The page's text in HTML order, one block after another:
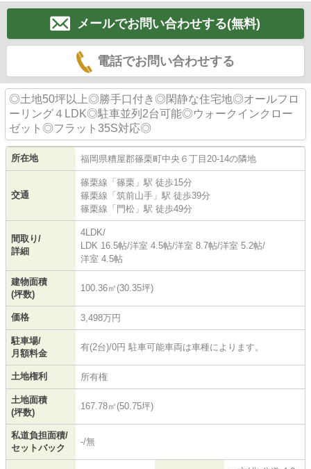
メールでお問い合わせする(無料)
電話でお問い合わせする
◎土地50坪以上◎勝手口付き◎閑静な住宅地◎オールフロ
ーリング４LDK◎駐車並列2台可能◎ウォークインクロー
ゼット◎フラット35S対応◎
所在地 福岡県糟屋郡篠栗町中央 ６丁目20-14の隣地
交通
篠栗線 「 篠栗 」駅 徒歩15分
篠栗線 「 筑前山手 」駅 徒歩39分
篠栗線 「 門松 」駅 徒歩49分
間取り/
詳細
4LDK/
LDK 16.5帖/洋室 4.5帖/洋室 8.7帖/洋室 5.2帖/
洋室 4.5帖
建物面積
(坪数)
100.36㎡(30.35坪)
価格 3,498万円
駐車場/
月額料金
有(2台)/0円 駐車可能車両は車種によります。
土地権利 所有権
土地面積
(坪数)
167.78㎡(50.75坪)
私道負担面積/
セットバック
-/無